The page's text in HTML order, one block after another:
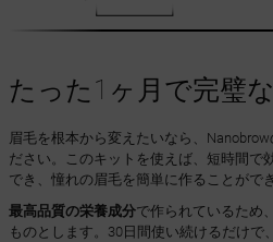
たった1ヶ月で完璧
眉毛を根本から変えたいなら、
ださい。このキットを使えば、短時間で
でき、憧れの眉毛を簡単に作ることがで
最高品質の栄養成分で作られているため
ものとします。30日間使い続けるだけで